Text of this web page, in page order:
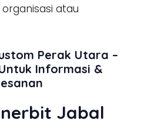
atau
Perak Utara –
Informasi &
Jabal